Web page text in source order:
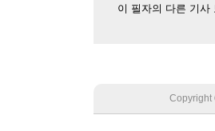
이 필자의 다른 기사
Copyright